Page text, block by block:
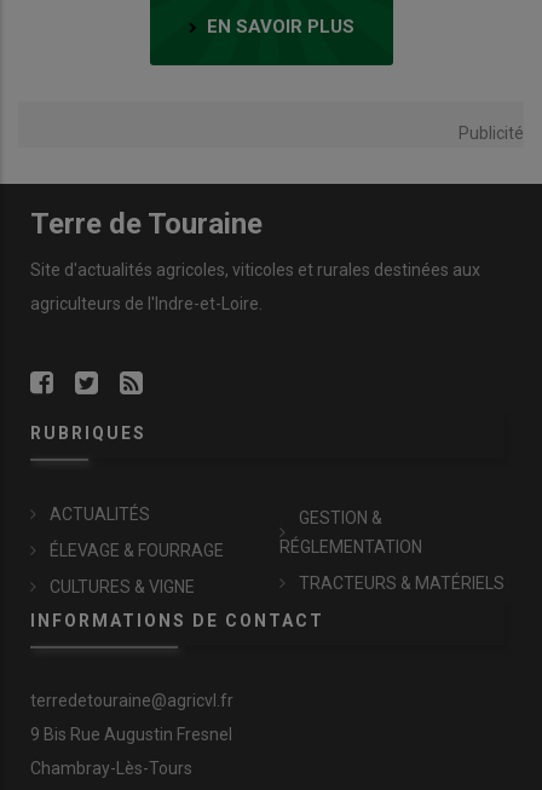
EN SAVOIR PLUS
Publicité
Terre de Touraine
Site d'actualités agricoles, viticoles et rurales destinées aux
agriculteurs de l'Indre-et-Loire.
RUBRIQUES
ACTUALITÉS
ÉLEVAGE & FOURRAGE
CULTURES & VIGNE
GESTION &
RÉGLEMENTATION
TRACTEURS & MATÉRIELS
INFORMATIONS DE CONTACT
terredetouraine@agricvl.fr
9 Bis Rue Augustin Fresnel
Chambray-Lès-Tours